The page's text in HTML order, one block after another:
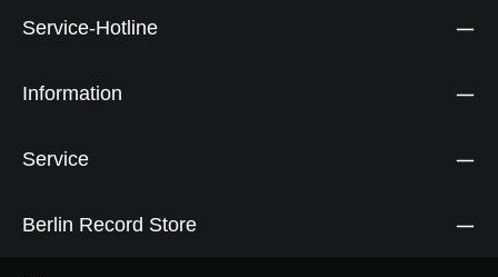
Service-Hotline
Information
Service
Berlin Record Store